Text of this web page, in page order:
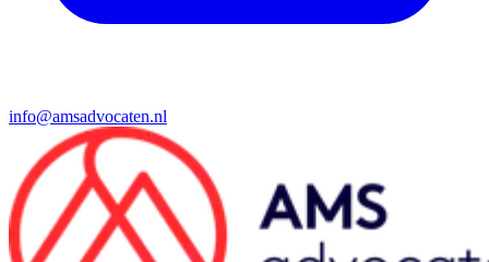
info@amsadvocaten.nl